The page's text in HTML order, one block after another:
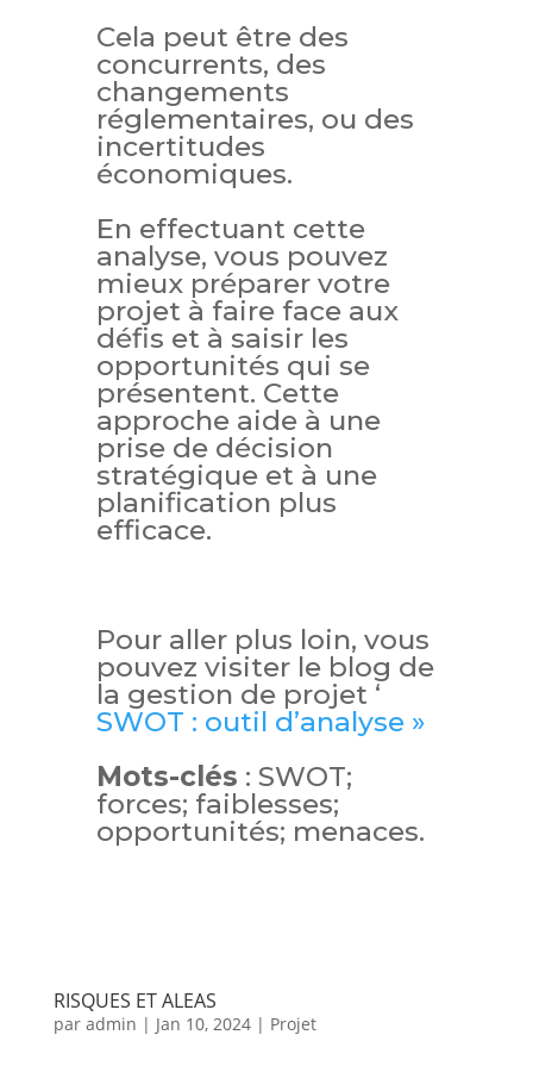
Cela peut être des
concurrents, des
changements
réglementaires, ou des
incertitudes
économiques.
En effectuant cette
analyse, vous pouvez
mieux préparer votre
projet à faire face aux
défis et à saisir les
opportunités qui se
présentent. Cette
approche aide à une
prise de décision
stratégique et à une
planification plus
efficace​​.
Pour aller plus loin, vous
pouvez visiter le blog de
la gestion de projet ‘
SWOT : outil d’analyse »
Mots-clés : SWOT;
forces; faiblesses;
opportunités; menaces.
RISQUES ET ALEAS
par admin | Jan 10, 2024| Projet